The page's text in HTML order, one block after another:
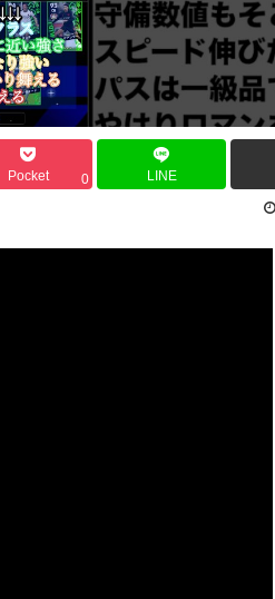
Pocket 0 LINE